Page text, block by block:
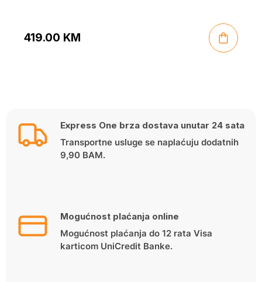
419.00 KM
Express One brza dostava unutar 24 sata
Transportne usluge se naplaćuju dodatnih
9,90 BAM.
Mogućnost plaćanja online
Mogućnost plaćanja do 12 rata Visa
karticom UniCredit Banke.